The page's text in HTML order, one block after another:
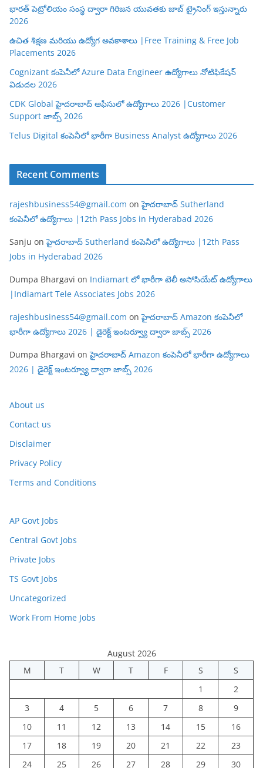
భారత్ పెట్రోలియం సంస్థ ద్వారా గిరిజన యువతకు జాబ్ ట్రైనింగ్ ఇస్తున్నారు
2026
ఉచిత శిక్షణ మరియు ఉద్యోగ అవకాశాలు |Free Training & Free Job
Placements 2026
Cognizant కంపెనీలో Azure Data Engineer ఉద్యోగాలు నోటిఫికేషన్
విడుదల 2026
CDK Global హైదరాబాద్ ఆఫీసులో ఉద్యోగాలు 2026 |Customer
Support జాబ్స్ 2026
Telus Digital కంపెనీలో భారీగా Business Analyst ఉద్యోగాలు 2026
Recent Comments
rajeshbusiness54@gmail.com onహైదరాబాద్ Sutherland
కంపెనీలో ఉద్యోగాలు |12th Pass Jobs in Hyderabad 2026
Sanju onహైదరాబాద్ Sutherland కంపెనీలో ఉద్యోగాలు |12th Pass
Jobs in Hyderabad 2026
Dumpa Bhargavi on Indiamart లో భారీగా టెలీ అసోసియేట్ ఉద్యోగాలు
|Indiamart Tele Associates Jobs 2026
rajeshbusiness54@gmail.com onహైదరాబాద్ Amazon కంపెనీలో
భారీగా ఉద్యోగాలు 2026 | డైరెక్ట్ ఇంటర్వ్యూ ద్వారా జాబ్స్ 2026
Dumpa Bhargavi onహైదరాబాద్ Amazon కంపెనీలో భారీగా ఉద్యోగాలు
2026 | డైరెక్ట్ ఇంటర్వ్యూ ద్వారా జాబ్స్ 2026
About us
Contact us
Disclaimer
Privacy Policy
Terms and Conditions
AP Govt Jobs
Central Govt Jobs
Private Jobs
TS Govt Jobs
Uncategorized
Work From Home Jobs
August 2026
M
T W T F S
S
1
2
3
4 5 6 7 8
9
10
11 12 13 14 15
16
17
18 19 20 21 22
23
24
25 26 27 28 29 30